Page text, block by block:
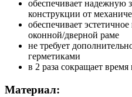
обеспечивает надежную
конструкции от
обеспечивает
оконной/дверной раме
не требует
герметиками
в 2 раза сокращает время
Материал: